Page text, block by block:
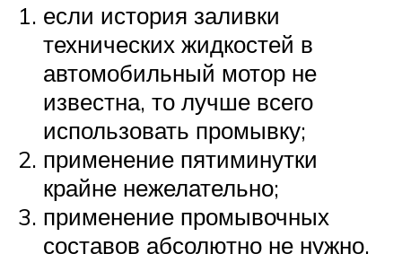
если история заливки
технических жидкостей в
автомобильный мотор не
известна, то лучше всего
использовать промывку;
применение пятиминутки
крайне нежелательно;
применение промывочных
составов абсолютно не нужно,